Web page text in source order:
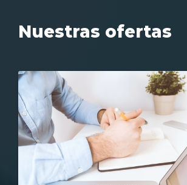
Nuestras ofertas